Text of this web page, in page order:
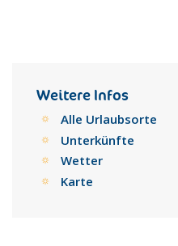
Weitere Infos
Alle Urlaubsorte
Unterkünfte
Wetter
Karte